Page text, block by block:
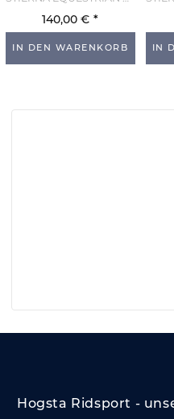
140,00 €
IN DEN WARENKORB IN
Hogsta Ridsport -